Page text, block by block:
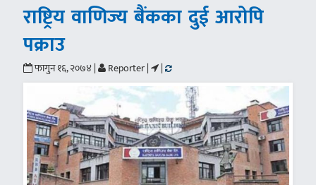
राष्ट्रिय वाणिज्य बैंकका दुई आरोपि
पक्राउ
फागुन १६, २०७४ | Reporter | |